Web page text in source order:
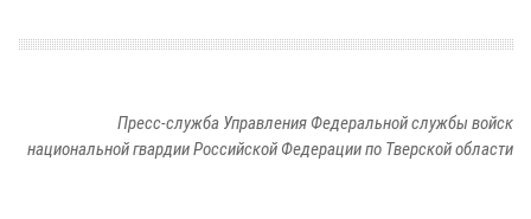
Пресс-служба Управления Федеральной службы войск
национальной гвардии Российской Федерации по Тверской области